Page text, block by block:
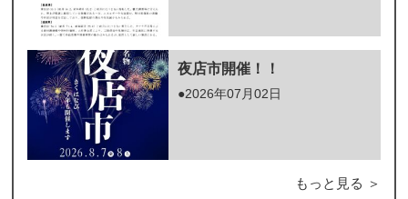
夜店市開催！！
●2026年07月02日
もっと見る ＞